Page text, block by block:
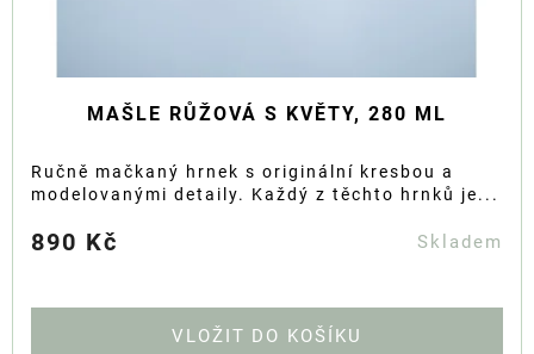
MAŠLE RŮŽOVÁ S KVĚTY, 280 ML
890 Kč Skladem
DO KOŠÍKU
Ručně mačkaný hrnek s originální kresbou a
modelovanými detaily. Každý z těchto hrnků je...